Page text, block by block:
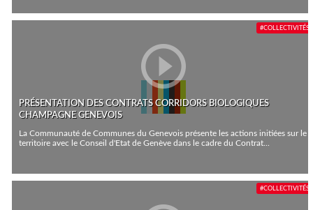
PRÉSENTATION DES CONTRATS CORRIDORS BIOLOGIQUES
CHAMPAGNE GENEVOIS
La Communauté de Communes du Genevois présente les actions initiées sur le
territoire avec le Conseil d'Etat de Genève dans le cadre du Contrat...
#COLLECTIVITÉS
#COLLECTIVITÉS